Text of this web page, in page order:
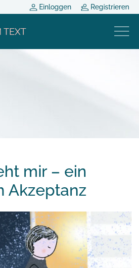
Einloggen Registrieren
mir – ein
Akzeptanz